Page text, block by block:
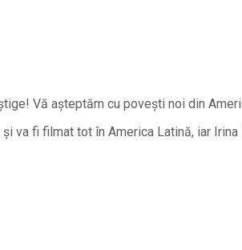
Vă așteptăm cu povești noi din
va fi filmat tot în America Latină, iar